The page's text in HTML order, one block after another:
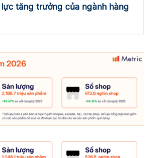
tăng trưởng của ngành hàng